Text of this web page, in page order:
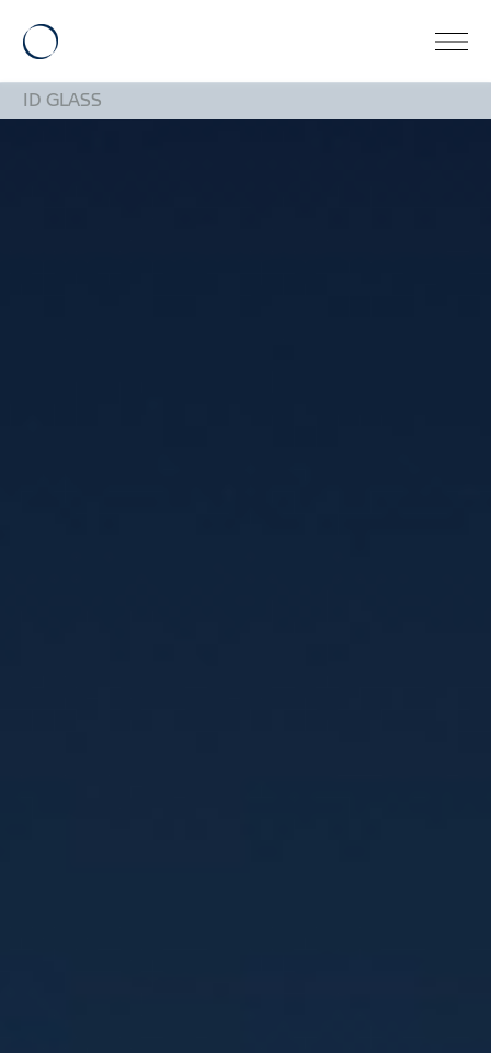
ID GLASS